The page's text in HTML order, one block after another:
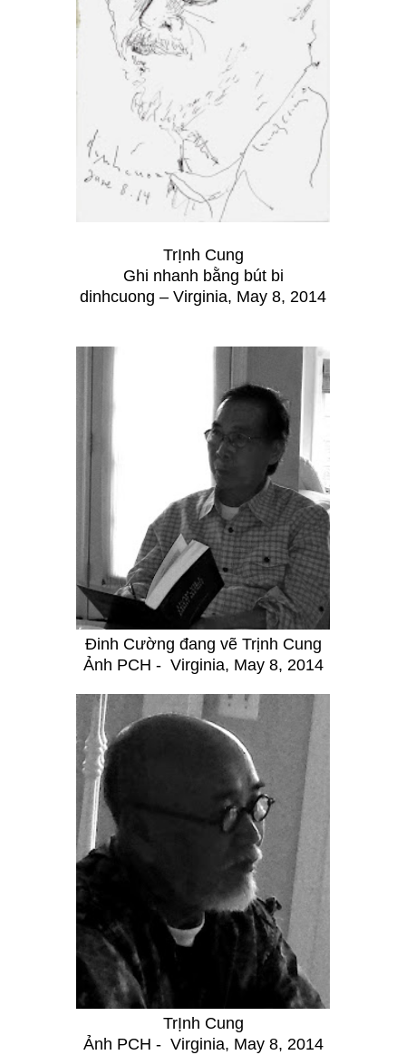
TrỊnh Cung
Ghi nhanh bằng bút bi
dinhcuong – Virginia, May 8, 2014
Đinh Cường đang vẽ Trịnh Cung
Ảnh PCH - Virginia, May 8, 2014
TrỊnh Cung
Ảnh PCH - Virginia, May 8, 2014